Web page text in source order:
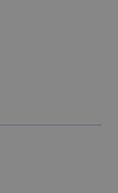
GRAY z
designu a